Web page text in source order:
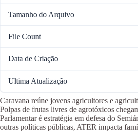
Tamanho do Arquivo
File Count
Data de Criação
Ultima Atualização
Caravana reúne jovens agricultores e
Polpas de frutas livres de agrotóxicos
Parlamentar é estratégia em defesa do
outras políticas públicas, ATER impacta